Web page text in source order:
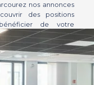
nos annonces
des positions
de votre